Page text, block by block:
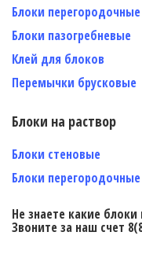
Блоки перегородочные
Блоки пазогребневые
Клей для блоков
Перемычки брусковые
Блоки на раствор
Блоки стеновые
Блоки перегородочные
Не знаете какие блоки
Звоните за наш счет